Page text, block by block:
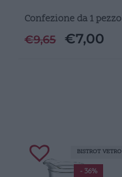
Confezione da 1 pezzo
€9,65 €7,00
- 36%
BISTROT VETRO